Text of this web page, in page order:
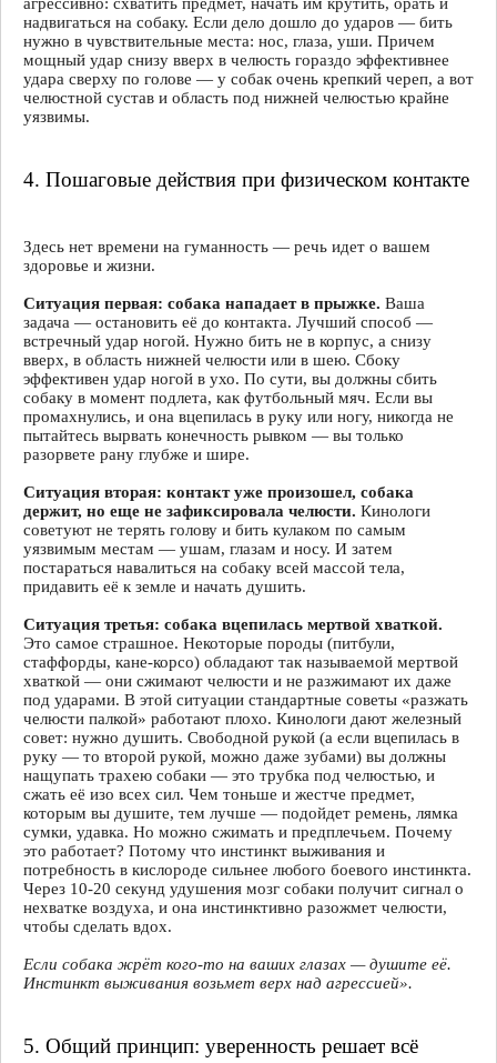
надвигаться на собаку. Если дело дошло до ударов — бить
нужно в чувствительные места: нос, глаза, уши. Причем
мощный удар снизу вверх в челюсть гораздо эффективнее
удара сверху по голове — у собак очень крепкий череп, а вот
челюстной сустав и область под нижней челюстью крайне
уязвимы.
4. Пошаговые действия при физическом контакте
Здесь нет времени на гуманность — речь идет о вашем
здоровье и жизни.
Ситуация первая: собака нападает в прыжке. Ваша
задача — остановить её до контакта. Лучший способ —
встречный удар ногой. Нужно бить не в корпус, а снизу
вверх, в область нижней челюсти или в шею. Сбоку
эффективен удар ногой в ухо. По сути, вы должны сбить
собаку в момент подлета, как футбольный мяч. Если вы
промахнулись, и она вцепилась в руку или ногу, никогда не
пытайтесь вырвать конечность рывком — вы только
разорвете рану глубже и шире.
Ситуация вторая: контакт уже произошел, собака
держит, но еще не зафиксировала челюсти. Кинологи
советуют не терять голову и бить кулаком по самым
уязвимым местам — ушам, глазам и носу. И затем
постараться навалиться на собаку всей массой тела,
придавить её к земле и начать душить.
Ситуация третья: собака вцепилась мертвой хваткой.
Это самое страшное. Некоторые породы (питбули,
стаффорды, кане-корсо) обладают так называемой мертвой
хваткой — они сжимают челюсти и не разжимают их даже
под ударами. В этой ситуации стандартные советы «разжать
челюсти палкой» работают плохо. Кинологи дают железный
совет: нужно душить. Свободной рукой (а если вцепилась в
руку — то второй рукой, можно даже зубами) вы должны
нащупать трахею собаки — это трубка под челюстью, и
сжать её изо всех сил. Чем тоньше и жестче предмет,
которым вы душите, тем лучше — подойдет ремень, лямка
сумки, удавка. Но можно сжимать и предплечьем. Почему
это работает? Потому что инстинкт выживания и
потребность в кислороде сильнее любого боевого инстинкта.
Через 10-20 секунд удушения мозг собаки получит сигнал о
нехватке воздуха, и она инстинктивно разожмет челюсти,
чтобы сделать вдох.
Если собака жрёт кого-то на ваших глазах — душите её.
Инстинкт выживания возьмет верх над агрессией».
5. Общий принцип: уверенность решает всё